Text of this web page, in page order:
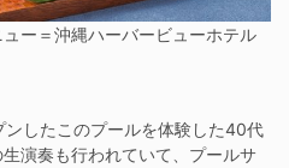
ー＝沖縄ハーバービューホテル
したこのプールを体験した40代
演奏も行われていて、プールサ